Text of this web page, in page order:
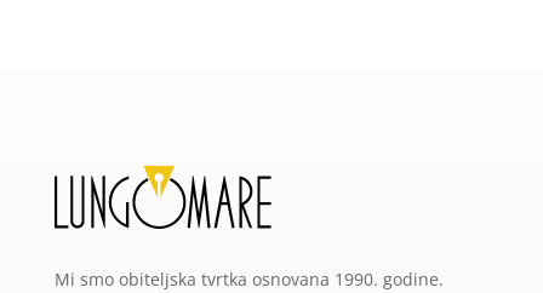
Mi smo obiteljska tvrtka osnovana 1990. godine.